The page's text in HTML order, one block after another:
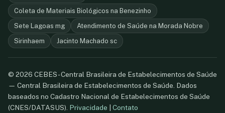
Coleta de Materiais Biológicos na Benezinho
Sete Lagoas mg
Atendimento de Saúde na Morada Nobre
Sirinhaem
Jacinto Machado sc
© 2026 CEBES - Central Brasileira de Estabelecimentos de Saúde
— Central Brasileira de Estabelecimentos de Saúde. Dados
baseados no Cadastro Nacional de Estabelecimentos de Saúde
(CNES/DATASUS). Privacidade Contato